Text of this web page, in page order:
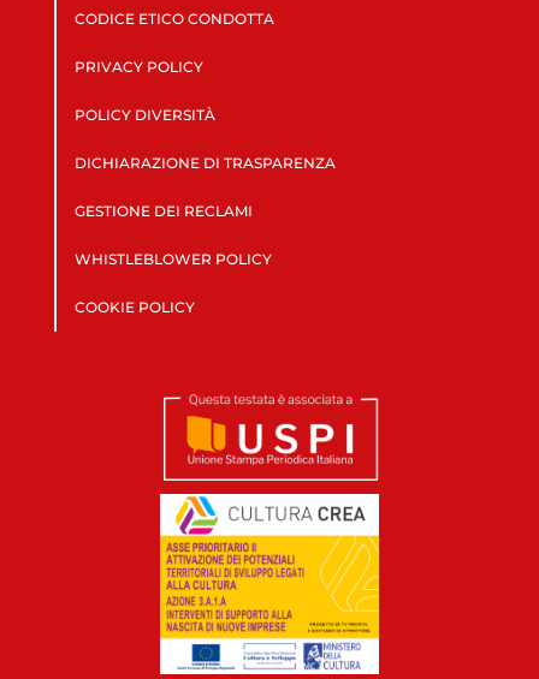
CODICE ETICO CONDOTTA
PRIVACY POLICY
POLICY DIVERSITÀ
DICHIARAZIONE DI TRASPARENZA
GESTIONE DEI RECLAMI
WHISTLEBLOWER POLICY
COOKIE POLICY